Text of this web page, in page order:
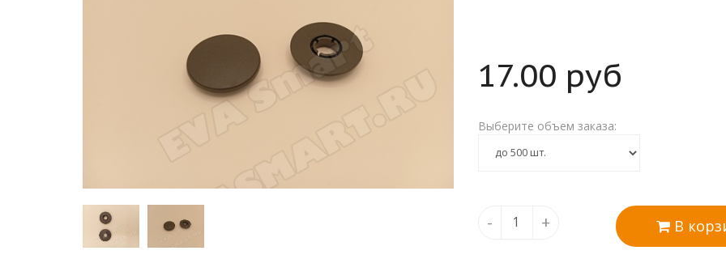
17.00 руб
Выберите объем заказа:
- + В